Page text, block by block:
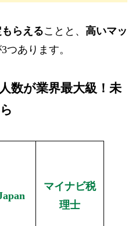
らえることと、 高いマッ
つあります。
数が業界最大級 ！未
マイナビ税
理士